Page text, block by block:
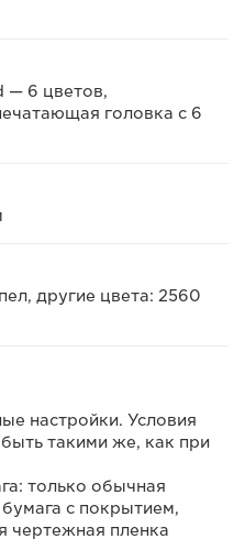
— 6 цветов,
головка с 6
другие цвета: 2560
настройки. Условия
такими же, как при
только обычная
с покрытием,
чертежная пленка